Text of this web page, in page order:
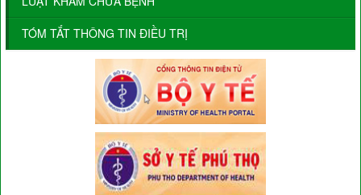
TÓM TẮT THÔNG TIN ĐIỀU TRỊ